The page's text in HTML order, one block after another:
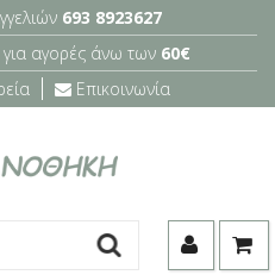
693 8923627
για αγορές άνω των 60€
Επικοινωνία